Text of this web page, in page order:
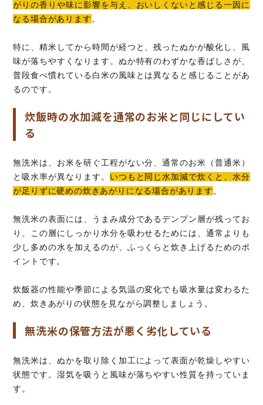
がりの香りや味に影響を与え、おいしくないと感じる一因に
なる場合があります 。
特に、精米してから時間が経つと、残ったぬかが酸化し、風
味が落ちやすくなります。ぬか特有のわずかな香ばしさが、
普段食べ慣れている白米の風味とは異なると感じることがあ
るのです。
炊飯時の水加減を通常のお米と同じにしてい
る
無洗米は、お米を研ぐ工程がない分、通常のお米（普通米）
と吸水率が異なります。 いつもと同じ水加減で炊くと、水分
が足りずに硬めの炊きあがりになる場合があります 。
無洗米の表面には、うまみ成分であるデンプン層が残ってお
り、この層にしっかり水分を吸わせるためには、通常よりも
少し多めの水を加えるのが、ふっくらと炊き上げるためのポ
イントです。
炊飯器の性能や季節による気温の変化でも吸水量は変わるた
め、炊きあがりの状態を見ながら調整しましょう。
無洗米の保管方法が悪く劣化している
無洗米は、ぬかを取り除く加工によって表面が乾燥しやすい
状態です。湿気を吸うと風味が落ちやすい性質を持っていま
す。